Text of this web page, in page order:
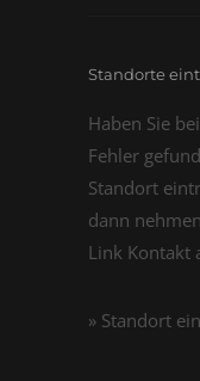
Standorte
Haben Sie
Fehler
Standort
dann
Link Kontakt
» Standort